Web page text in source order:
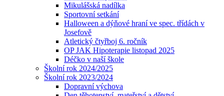
Mikulášská nadílka
Sportovní setkání
Halloween a dýňové hraní ve spec. třídách v
Josefově
Atletický čtyřboj 6. ročník
OP JAK Hipoterapie listopad 2025
Déčko v naší škole
Školní rok 2024/2025
Školní rok 2023/2024
Dopravní výchova